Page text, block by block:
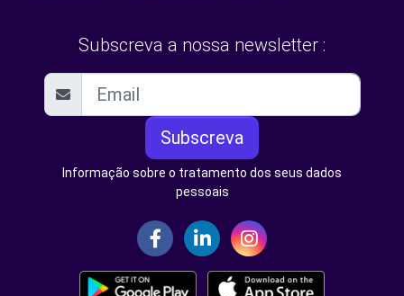
Subscreva a nossa newsletter :
Subscreva
Informação sobre o tratamento dos seus dados
pessoais